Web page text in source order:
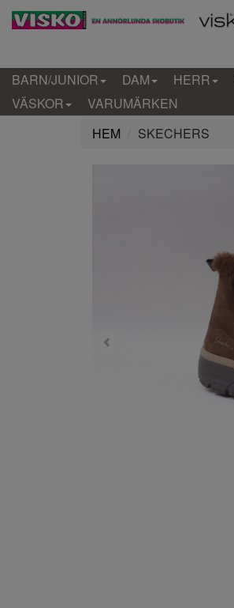
BARN/JUNIOR DAM HERR
VÄSKOR
VARUMÄRKEN
HEM
SKECHERS